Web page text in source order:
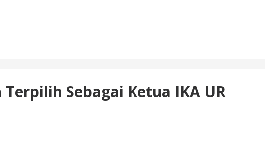
Sebagai Ketua IKA UR